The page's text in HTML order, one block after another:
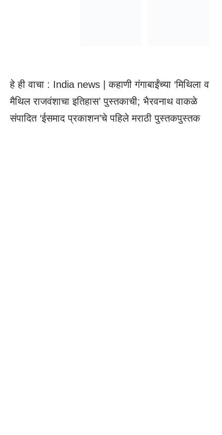
हे ही वाचा : India news | कहाणी गंगाबाईंच्या ‘मिथिला व
मैथिल राजवंशाचा इतिहास’ पुस्तकाची; भैरवनाथ वाकळे
संपादित ‘ईसमाद प्रकाशन’चे पहिले मराठी पुस्तकपुस्तक